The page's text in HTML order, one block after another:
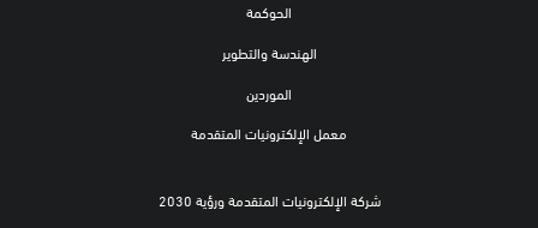
الحوكمة
الهندسة والتطوير
الموردين
معمل الإلكترونيات المتقدمة
شركة الإلكترونيات المتقدمة ورؤية 2030